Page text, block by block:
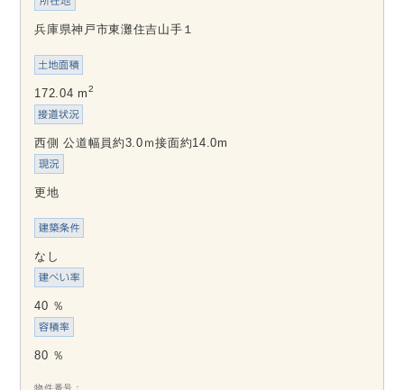
兵庫県神戸市東灘住吉山手１
172.04 m2
西側 公道幅員約3.0ｍ接面約14.0m
更地
なし
40 ％
80 ％
物件番号